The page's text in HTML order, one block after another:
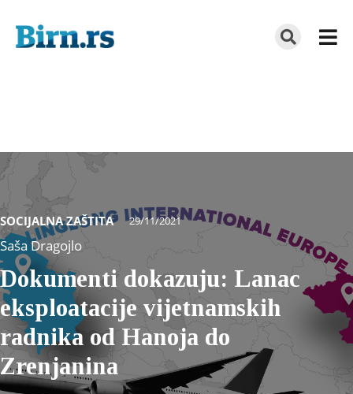
SOCIJALNA ZAŠTITA 29/11/2021
Saša Dragojlo
Dokumenti dokazuju: Lanac
eksploatacije vijetnamskih
radnika od Hanoja do
Zrenjanina